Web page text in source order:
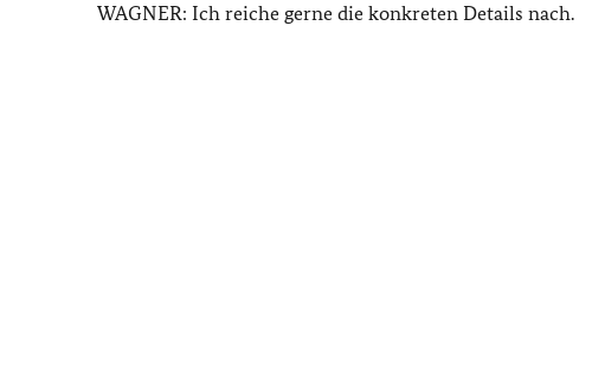
WAGNER: Ich reiche gerne die konkreten Details nach.